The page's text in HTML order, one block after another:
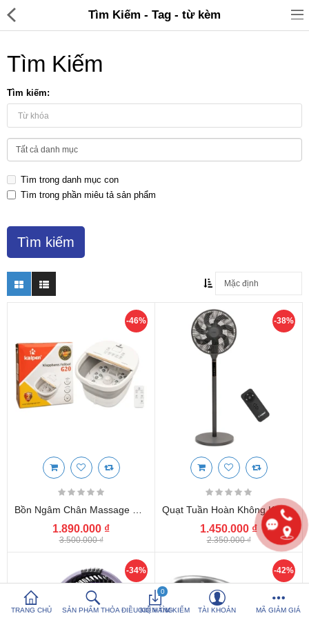
Điện gia dụng
Đồ tiện ích
Sản phẩm khác
Tin tức
So sánh sản
phẩm (%s)
Yêu thích (0)
Hotline: 0816 505 655
Tải App SanHangRe nhận Quà
TRANG CHỦ SẢN PHẨM THỎA ĐIỀU KIỆN TÌM KIẾM
0
GIỎ HÀNG TÀI KHOẢN MÃ GIẢM GIÁ
Tìm Kiếm - Tag - từ kèm
Tìm Kiếm
Tìm kiếm:
Tìm trong danh mục con
Tìm trong phần miêu tả sản phẩm
-46%
1.890.000 ₫
3.500.000 ₫
-38%
Quạt Tuần Hoàn Không Khí 360 Độ Kalpen 7 Cánh F12 Kèm Khiển Từ Xa
1.450.000 ₫
2.350.000 ₫
-34% -42%